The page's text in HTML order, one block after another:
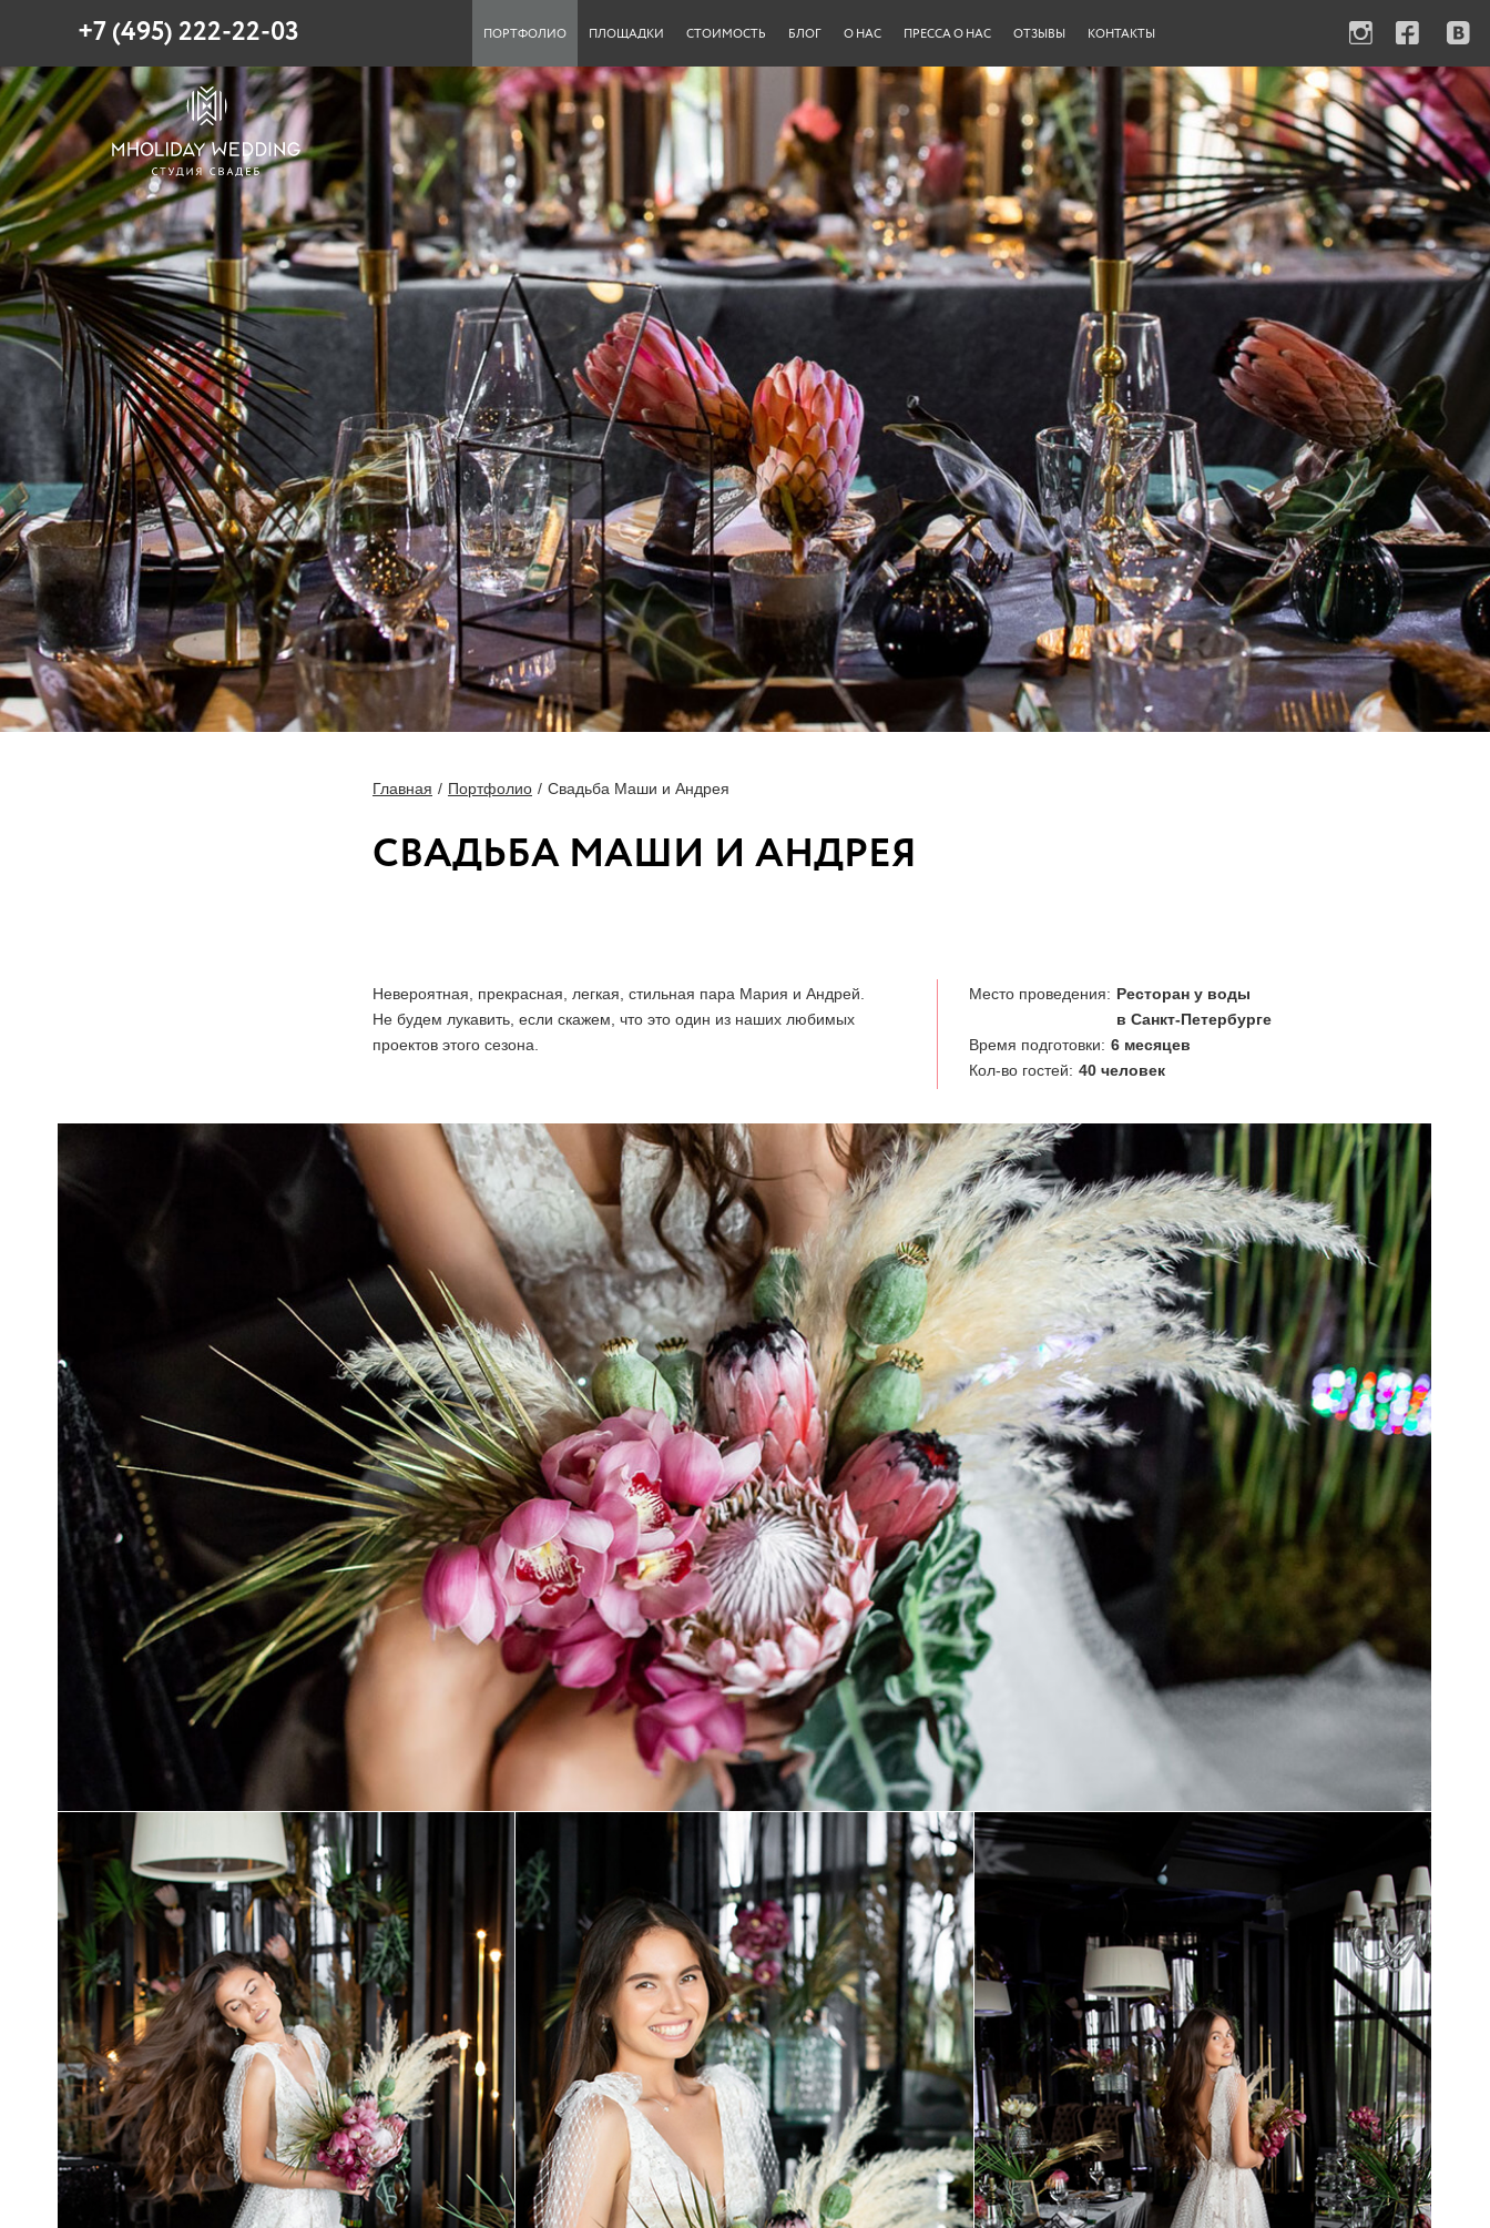
+7 (495) 222-22-03 ПОРТФОЛИО ПЛОЩАДКИ СТОИМОСТЬ БЛОГ О НАС ПРЕССА О НАС ОТЗЫВЫ КОНТАКТЫ
Главная Портфолио Свадьба Маши и Андрея
СВАДЬБА МАШИ И АНДРЕЯ
Место проведения: Ресторан у воды
в Санкт-Петербурге
Время подготовки: 6 месяцев
Кол-во гостей: 40 человек
Невероятная, прекрасная, легкая, стильная пара Мария и Андрей.
Не будем лукавить, если скажем, что это один из наших любимых
проектов этого сезона.